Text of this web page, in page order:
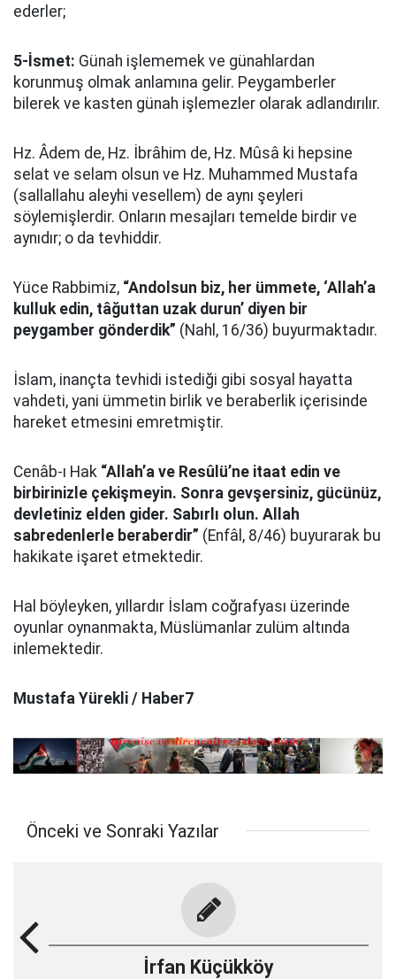
ederler;
5-İsmet: Günah işlememek ve günahlardan
korunmuş olmak anlamına gelir. Peygamberler
bilerek ve kasten günah işlemezler olarak adlandırılır.
Hz. Âdem de, Hz. İbrâhim de, Hz. Mûsâ ki hepsine
selat ve selam olsun ve Hz. Muhammed Mustafa
(sallallahu aleyhi vesellem) de aynı şeyleri
söylemişlerdir. Onların mesajları temelde birdir ve
aynıdır; o da tevhiddir.
Yüce Rabbimiz, “Andolsun biz, her ümmete, ‘Allah’a
kulluk edin, tâğuttan uzak durun’ diyen bir
peygamber gönderdik” (Nahl, 16/36) buyurmaktadır.
İslam, inançta tevhidi istediği gibi sosyal hayatta
vahdeti, yani ümmetin birlik ve beraberlik içerisinde
hareket etmesini emretmiştir.
Cenâb-ı Hak “Allah’a ve Resûlü’ne itaat edin ve
birbirinizle çekişmeyin. Sonra gevşersiniz, gücünüz,
devletiniz elden gider. Sabırlı olun. Allah
sabredenlerle beraberdir” (Enfâl, 8/46) buyurarak bu
hakikate işaret etmektedir.
Hal böyleyken, yıllardır İslam coğrafyası üzerinde
oyunlar oynanmakta, Müslümanlar zulüm altında
inlemektedir.
Mustafa Yürekli / Haber7
Önceki ve Sonraki Yazılar
İrfan Küçükköy